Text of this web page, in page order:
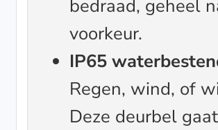
bedraad, geheel
voorkeur.
IP65
Regen, wind, of
Deze deurbel